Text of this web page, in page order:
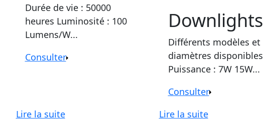
Durée de vie : 50000
heures Luminosité : 100
Lumens/W...
Consulter
Lire la suite
Downlights
Différents modèles et
diamètres disponibles
Puissance : 7W 15W...
Consulter
Lire la suite